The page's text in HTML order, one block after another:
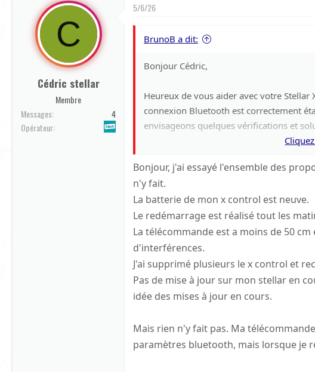
C
Cédric stellar
Membre
Messages
4
Opérateur
5/6/26
BrunoB a dit:
Bonjour Cédric,
Heureux de vous aider avec votre Stellar
connexion Bluetooth est correctement
envisageons quelques vérifications et
peut parfois affecter la performance.
2. **Redémarrage** : Essayez de
peut résoudre les problèmes de
3. **Proximité et Interférences** :
votre smartphone lors de l'utilisation.
interférences électromagnétiques (à
exemple).
mises à jour de logiciel et firmware. Une
compatibilité.
Bonjour, j'ai essayé l'ensemble des
n'y fait.
La batterie de mon x control est neuve.
Le redémarrage est réalisé tout les
La télécommande est a moins de 50
d'interférences.
J'ai supprimé plusieurs le x control et
Pas de mise à jour sur mon stellar en
idée des mises à jour en cours.
Mais rien n'y fait pas. Ma
paramètres bluetooth, mais lorsque je